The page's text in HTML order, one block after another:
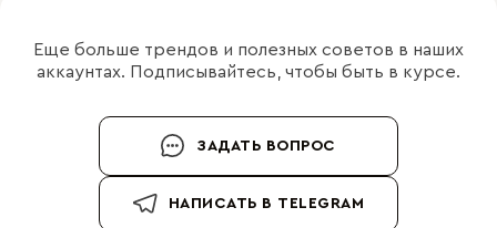
Еще больше трендов и полезных советов в наших
аккаунтах. Подписывайтесь, чтобы быть в курсе.
ЗАДАТЬ ВОПРОС
НАПИСАТЬ В TELEGRAM